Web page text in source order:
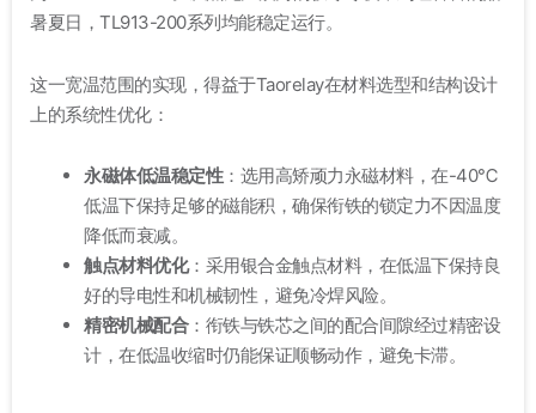
暑夏日，TL913-200系列均能稳定运行。
这一宽温范围的实现，得益于Taorelay在材料选型和结构设计
上的系统性优化：
永磁体低温稳定性：选用高矫顽力永磁材料，在-40℃
低温下保持足够的磁能积，确保衔铁的锁定力不因温度
降低而衰减。
触点材料优化：采用银合金触点材料，在低温下保持良
好的导电性和机械韧性，避免冷焊风险。
精密机械配合：衔铁与铁芯之间的配合间隙经过精密设
计，在低温收缩时仍能保证顺畅动作，避免卡滞。